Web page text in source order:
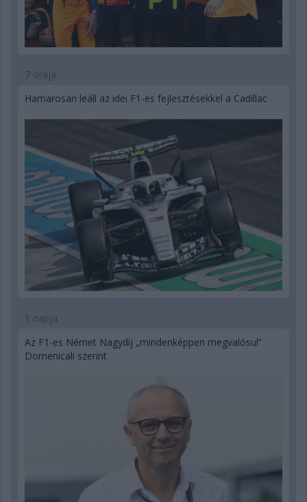
7 órája
Hamarosan leáll az idei F1-es fejlesztésekkel a Cadillac
1 napja
Az F1-es Német Nagydíj „mindenképpen megvalósul”
Domenicali szerint